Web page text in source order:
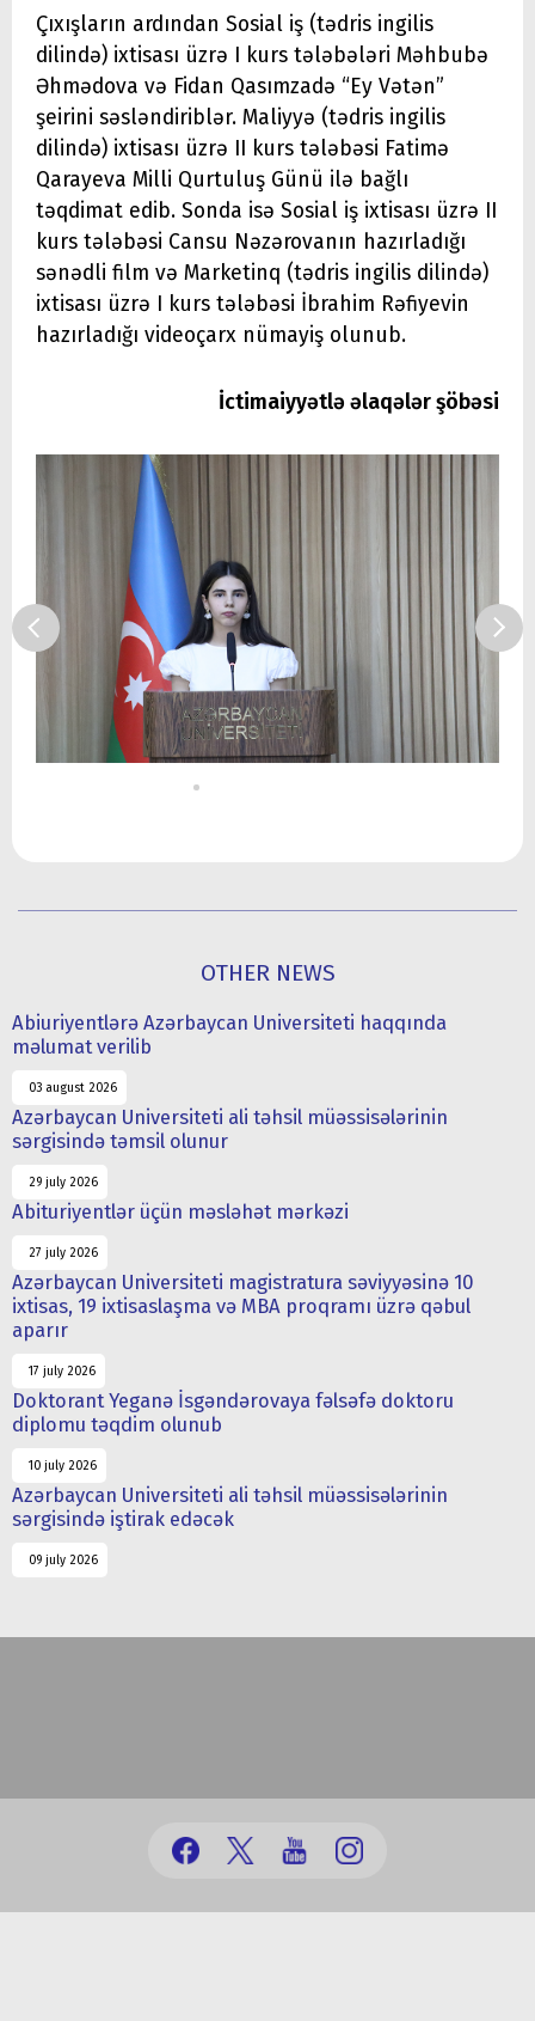
Çıxışların ardından Sosial iş (tədris ingilis
dilində) ixtisası üzrə I kurs tələbələri Məhbubə
Əhmədova və Fidan Qasımzadə “Ey Vətən”
şeirini səsləndiriblər. Maliyyə (tədris ingilis
dilində) ixtisası üzrə II kurs tələbəsi Fatimə
Qarayeva Milli Qurtuluş Günü ilə bağlı
təqdimat edib. Sonda isə Sosial iş ixtisası üzrə II
kurs tələbəsi Cansu Nəzərovanın hazırladığı
sənədli film və Marketinq (tədris ingilis dilində)
ixtisası üzrə I kurs tələbəsi İbrahim Rəfiyevin
hazırladığı videoçarx nümayiş olunub.
İctimaiyyətlə əlaqələr şöbəsi
OTHER NEWS
Abiuriyentlərə Azərbaycan Universiteti haqqında
məlumat verilib
03 august 2026
Azərbaycan Universiteti ali təhsil müəssisələrinin
sərgisində təmsil olunur
29 july 2026
Abituriyentlər üçün məsləhət mərkəzi
27 july 2026
Azərbaycan Universiteti magistratura səviyyəsinə 10
ixtisas, 19 ixtisaslaşma və MBA proqramı üzrə qəbul
aparır
17 july 2026
Doktorant Yeganə İsgəndərovaya fəlsəfə doktoru
diplomu təqdim olunub
10 july 2026
Azərbaycan Universiteti ali təhsil müəssisələrinin
sərgisində iştirak edəcək
09 july 2026